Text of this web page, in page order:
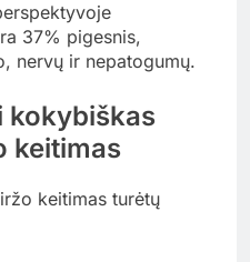
37% pigesnis,
nervų ir nepatogumų.
kokybiškas
keitimas
keitimas turėtų